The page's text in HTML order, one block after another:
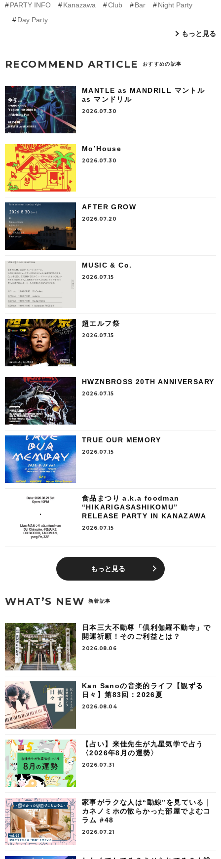
PARTY INFO Kanazawa Club Bar
Night Party
Day Party
もっと見る
RECOMMEND ARTICLE おすすめの記事
MANTLE as MANDRILL マントル
as マンドリル
2026.07.30
Mo’House
2026.07.30
AFTER GROW
2026.07.20
MUSIC & Co.
2026.07.15
超エルフ祭
2026.07.15
HWZNBROSS 20TH ANNIVERSARY
2026.07.15
TRUE OUR MEMORY
2026.07.15
食品まつり a.k.a foodman
“HIKARIGASASHIKOMU”
RELEASE PARTY IN KANAZAWA
2026.07.15
もっと見る
WHAT’S NEW 新着記事
日本三大不動尊「倶利伽羅不動寺」で
開運祈願！そのご利益とは？
2026.08.06
Kan Sanoの音楽的ライフ【観ずる
日々】第83回：2026夏
2026.08.04
【占い】来佳先生が九星気学で占う
〈2026年8月の運勢〉
2026.07.31
家事がラクな人は“動線”を見ている｜
カネノミホの散らかった部屋でよむコ
ラム #48
2026.07.21